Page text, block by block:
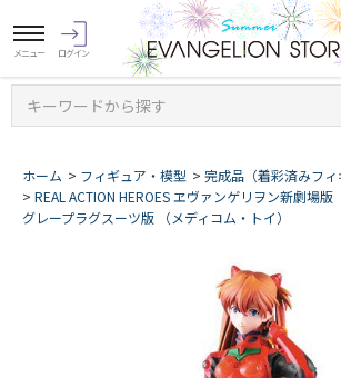
キーワードから探す
ホーム > フィギュア・模型 > 完成品（着彩済みフ
> REAL ACTION HEROES ヱヴァンゲリヲン新劇場
グレープラグスーツ版 （メディコム・トイ）